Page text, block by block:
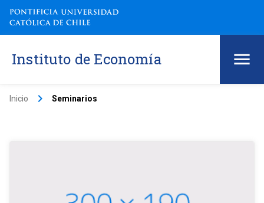
Instituto de Economía
Inicio keyboard_arrow_right Seminarios